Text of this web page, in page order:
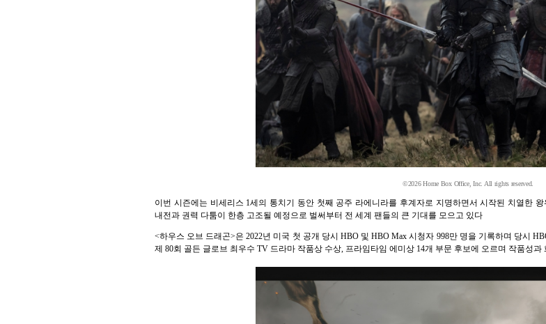
©2026 Home Box Office, Inc. All rights reserved.
이번 시즌에는 비세리스 1세의 통치기 동안 첫째 공주 라에니라를 후계자로 지명하면서 시작된 치열한
내전과 권력 다툼이 한층 고조될 예정으로 벌써부터 전 세계 팬들의 큰 기대를 모으고 있다
<하우스 오브 드래곤>은 2022년 미국 첫 공개 당시 HBO 및 HBO Max 시청자 998만 명을 기록하며 당시
제 80회 골든 글로브 최우수 TV 드라마 작품상 수상, 프라임타임 에미상 14개 부문 후보에 오르며 작품성과